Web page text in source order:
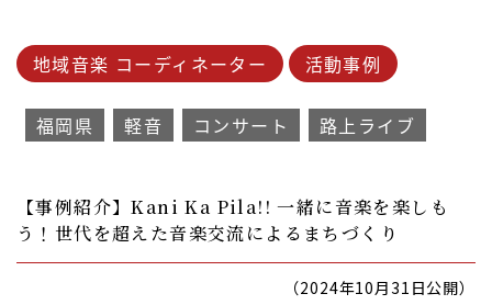
地域音楽 コーディネーター 活動事例
福岡県 軽音 コンサート 路上ライブ
【事例紹介】Kani Ka Pila!! 一緒に音楽を楽しも
う！世代を超えた音楽交流によるまちづくり
（2024年10月31日公開）